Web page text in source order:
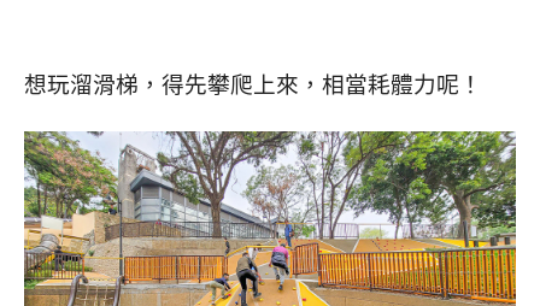
想玩溜滑梯，得先攀爬上來，相當耗體力呢！